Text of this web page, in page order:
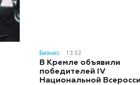
Бизнес 13:52
В Кремле объявили
победителей IV
Национальной